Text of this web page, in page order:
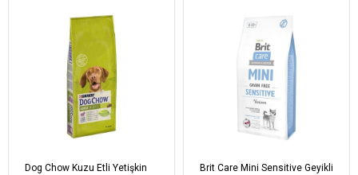
Taze Morina Balığı % 24
Kurutulmuş Morina Balığı %24
Balık Yağı
Kılçıksız Buğday %10
Yulaf %10
Kuru Şeker Pancarı Küspesi
Bitkisel Bezelye Lifi
Kurutulmuş Yonca
Dog Chow Kuzu Etli Yetişkin
Brit Care Mini Sensitive Geyikli